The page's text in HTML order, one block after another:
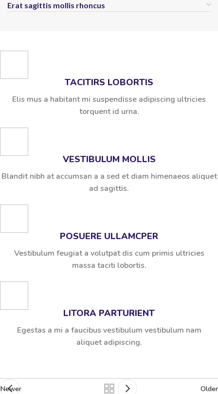
Erat sagittis mollis rhoncus
TACITIRS LOBORTIS
Elis mus a habitant mi suspendisse adipiscing ultricies
torquent id urna.
VESTIBULUM MOLLIS
Blandit nibh at accumsan a a sed et diam himenaeos aliquet
ad sagittis.
POSUERE ULLAMCPER
Vestibulum feugiat a volutpat dis cum primis ultricies
massa taciti lobortis.
LITORA PARTURIENT
Egestas a mi a faucibus vestibulum vestibulum nam
aliquet adipiscing.
Newer Older